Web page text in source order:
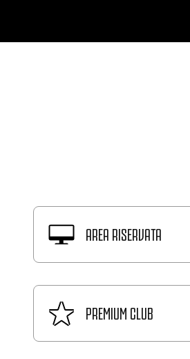
AREA RISERVATA
PREMIUM CLUB